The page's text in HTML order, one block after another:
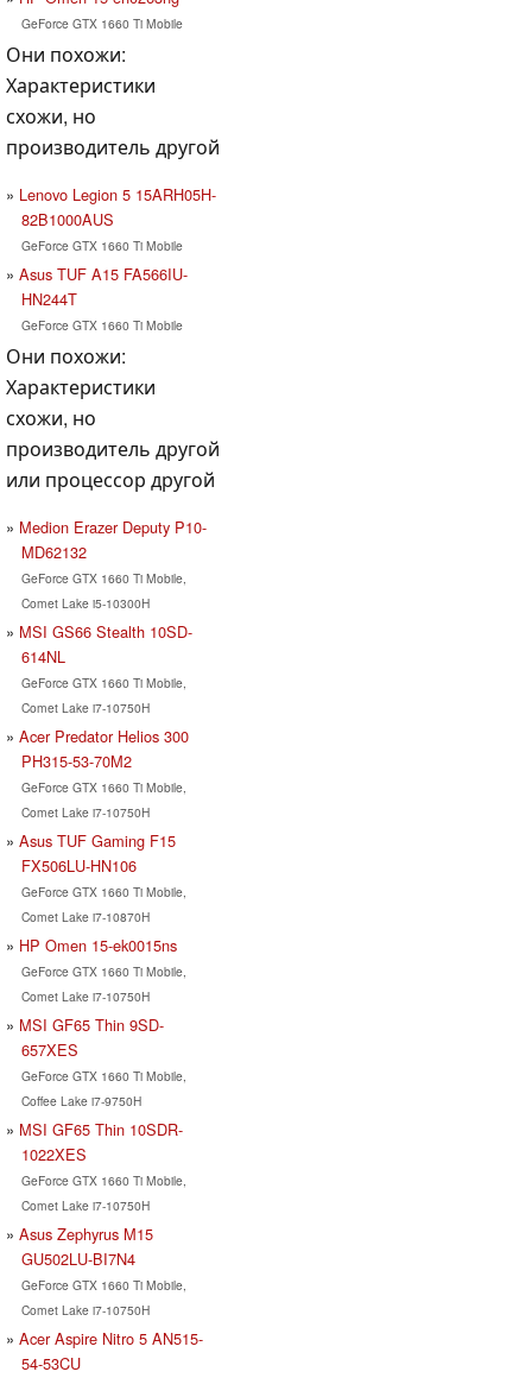
GeForce GTX 1660 Ti Mobile
Они похожи:
Характеристики
схожи, но
производитель другой
Lenovo Legion 5 15ARH05H-
82B1000AUS
GeForce GTX 1660 Ti Mobile
Asus TUF A15 FA566IU-
HN244T
GeForce GTX 1660 Ti Mobile
Они похожи:
Характеристики
схожи, но
производитель другой
или процессор другой
Medion Erazer Deputy P10-
MD62132
GeForce GTX 1660 Ti Mobile,
Comet Lake i5-10300H
MSI GS66 Stealth 10SD-
614NL
GeForce GTX 1660 Ti Mobile,
Comet Lake i7-10750H
Acer Predator Helios 300
PH315-53-70M2
GeForce GTX 1660 Ti Mobile,
Comet Lake i7-10750H
Asus TUF Gaming F15
FX506LU-HN106
GeForce GTX 1660 Ti Mobile,
Comet Lake i7-10870H
HP Omen 15-ek0015ns
GeForce GTX 1660 Ti Mobile,
Comet Lake i7-10750H
MSI GF65 Thin 9SD-
657XES
GeForce GTX 1660 Ti Mobile,
Coffee Lake i7-9750H
MSI GF65 Thin 10SDR-
1022XES
GeForce GTX 1660 Ti Mobile,
Comet Lake i7-10750H
Asus Zephyrus M15
GU502LU-BI7N4
GeForce GTX 1660 Ti Mobile,
Comet Lake i7-10750H
Acer Aspire Nitro 5 AN515-
54-53CU